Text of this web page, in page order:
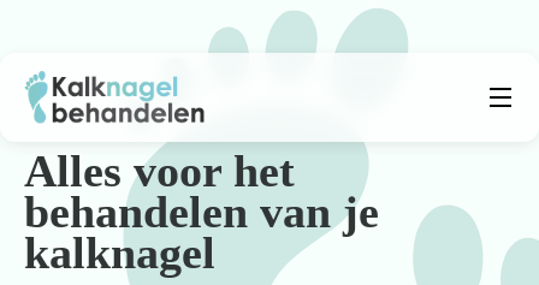
Beste producten Submenu
Natuurlijke middelen
Middelen kalknagels
Alles voor het
behandelen van je
kalknagel